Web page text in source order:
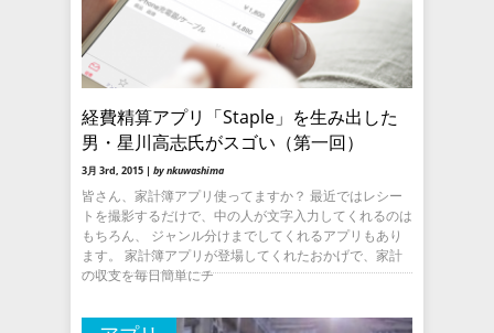
経費精算アプリ「Staple」を生み出した
男・星川高志氏がスゴい（第一回）
3月 3rd, 2015 | by nkuwashima
皆さん、家計簿アプリ使ってますか？ 最近ではレシー
トを撮影するだけで、中の人が文字入力してくれるのは
もちろん、 ジャンル分けまでしてくれるアプリもあり
ます。 家計簿アプリが登場してくれたおかげで、家計
の収支を毎日簡単にチ